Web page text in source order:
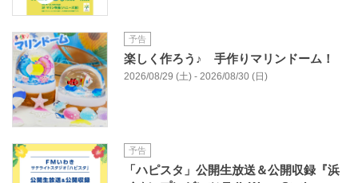
予告
楽しく作ろう♪ 手作りマリンドーム！
2026/08/29 (土) - 2026/08/30 (日)
予告
「ハピスタ」公開生放送＆公開収録『浜